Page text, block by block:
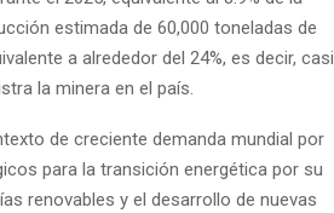
estimada de 60,000 toneladas de
a alrededor del 24%, es decir, casi
la minera en el país.
de creciente demanda mundial por
para la transición energética por su
renovables y el desarrollo de nuevas